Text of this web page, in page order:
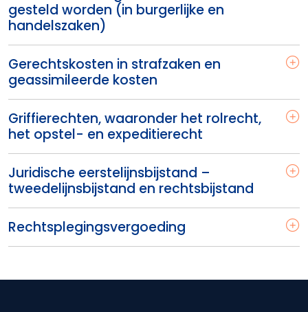
gesteld worden (in burgerlijke en
handelszaken)
Gerechtskosten in strafzaken en
geassimileerde kosten
Griffierechten, waaronder het rolrecht,
het opstel- en expeditierecht
Juridische eerstelijnsbijstand –
tweedelijnsbijstand en rechtsbijstand
Rechtsplegingsvergoeding